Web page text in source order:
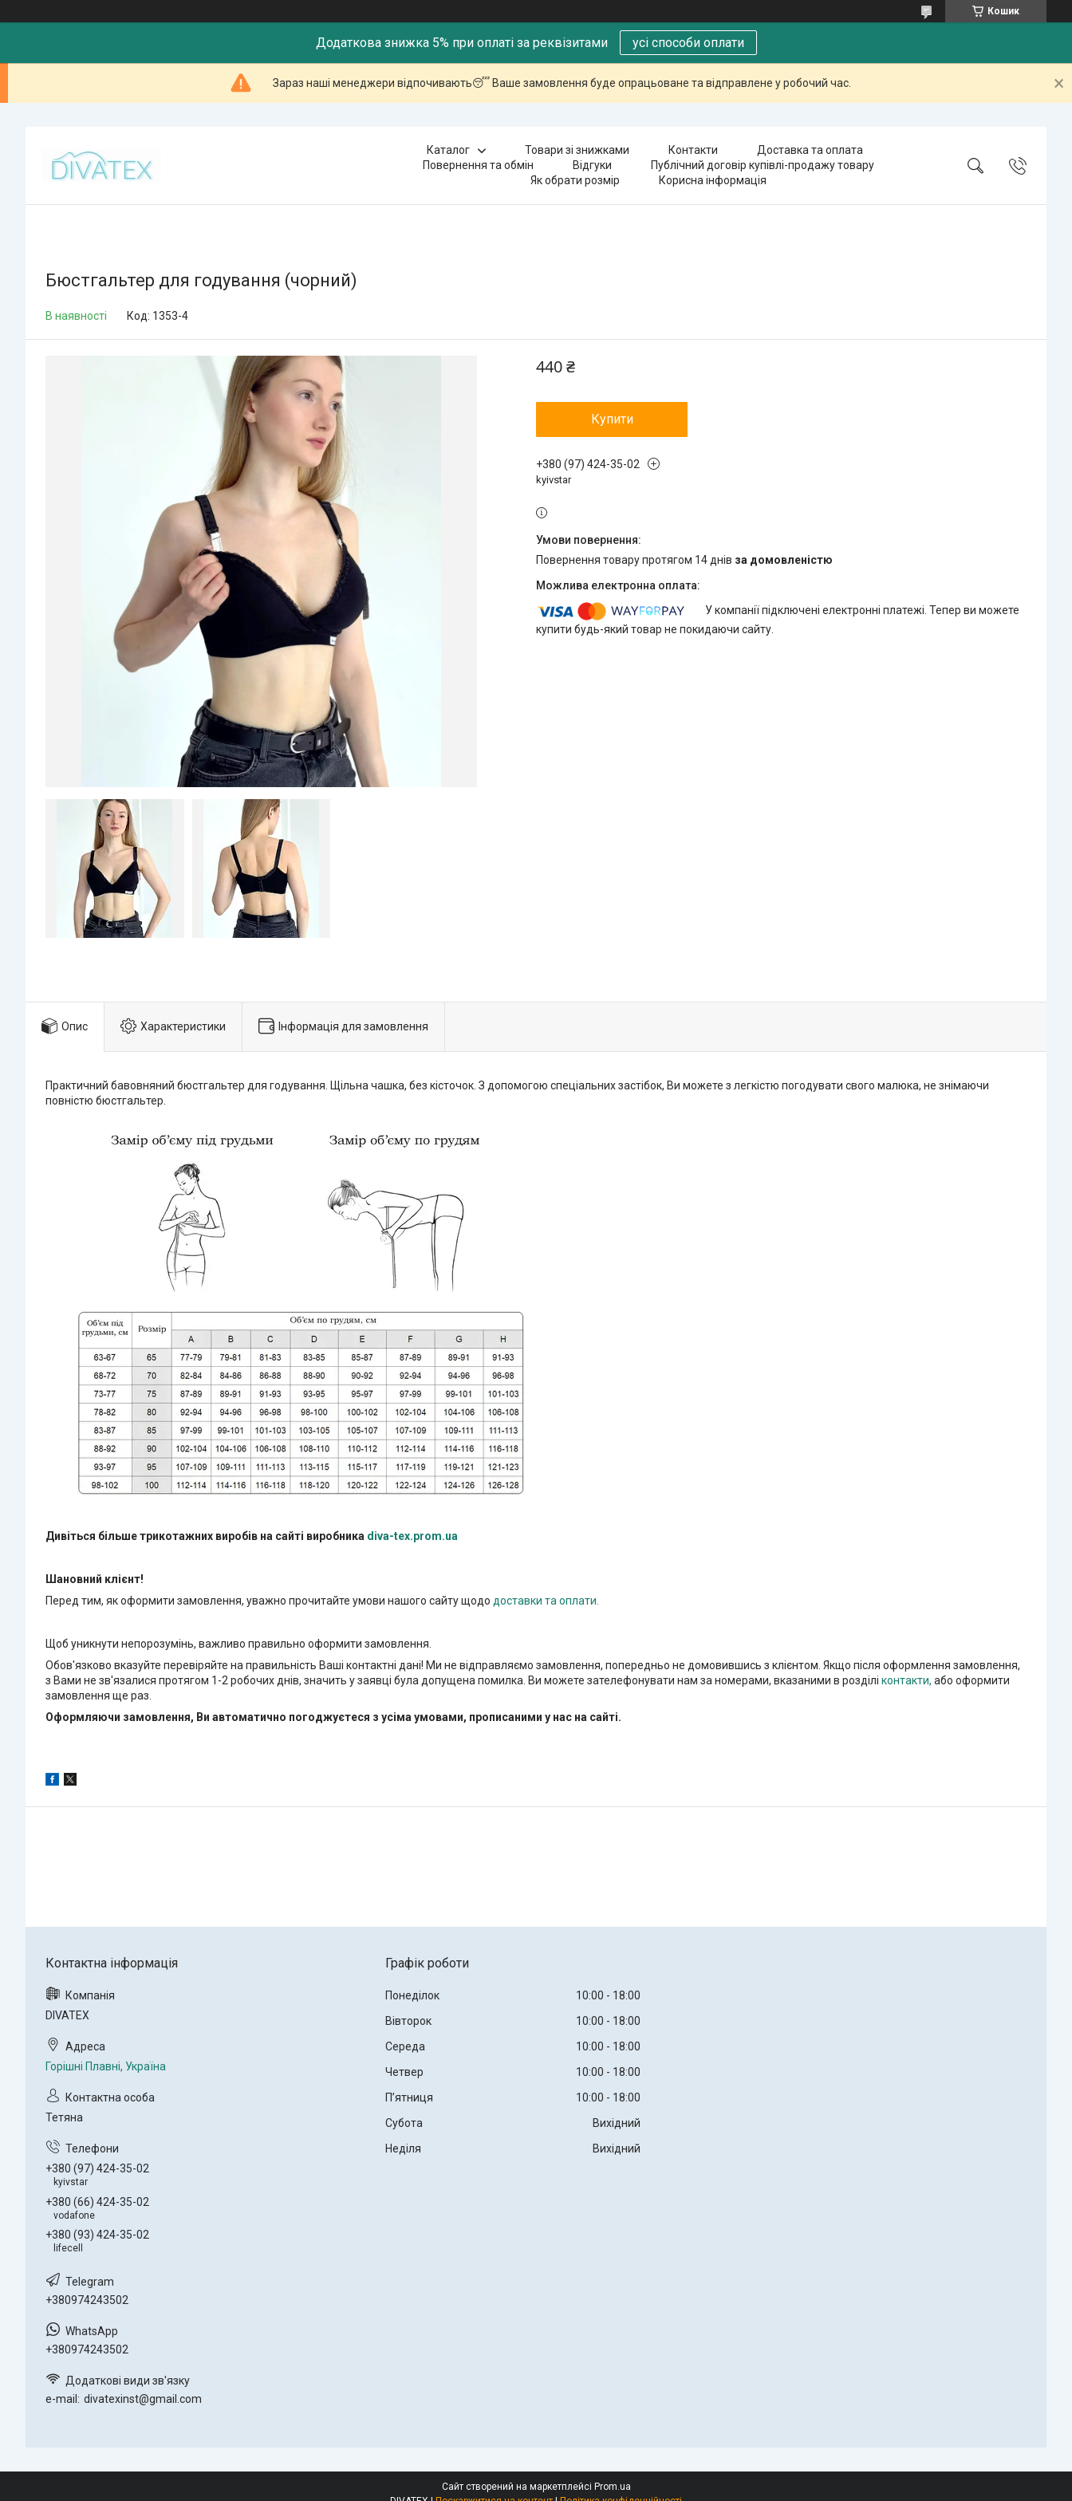
Кошик
Додаткова знижка 5% при оплаті за реквізитами усі способи оплати
Зараз наші менеджери відпочивають😴 Ваше замовлення буде опрацьоване та відправлене у робочий час.
Каталог Товари зі знижками Контакти
Доставка та оплата
Повернення та обмін
Відгуки
Публічний договір купівлі-продажу товару
Як обрати розмір
Корисна інформація
Бюстгальтер для годування (чорний)
В наявності Код: 1353-4
440 ₴
Купити
+380 (97) 424-35-02
kyivstar
повернення товару протягом 14 днів за домовленістю
У компанії підключені електронні платежі. Тепер ви можете
купити будь-який товар не покидаючи сайту.
Опис Характеристики Інформація для замовлення
Практичний бавовняний бюстгальтер для годування. Щільна чашка, без кісточок. З допомогою спеціальних застібок, Ви можете з легкістю погодувати свого малюка, не знімаючи
повністю бюстгальтер.
Дивіться більше трикотажних виробів на сайті виробника diva-tex.prom.ua
Шановний клієнт!
Перед тим, як оформити замовлення, уважно прочитайте умови нашого сайту щодо доставки та оплати.
Щоб уникнути непорозумінь, важливо правильно оформити замовлення.
Обов'язково вказуйте перевіряйте на правильність Ваші контактні дані! Ми не відправляємо замовлення, попередньо не домовившись з клієнтом. Якщо після оформлення замовлення,
з Вами не зв'язалися протягом 1-2 робочих днів, значить у заявці була допущена помилка. Ви можете зателефонувати нам за номерами, вказаними в розділі контакти, або оформити
замовлення ще раз.
Оформляючи замовлення, Ви автоматично погоджуєтеся з усіма умовами, прописаними у нас на сайті.
DIVATEX
Горішні Плавні, Україна
Тетяна
+380 (97) 424-35-02
kyivstar
+380 (66) 424-35-02
vodafone
+380 (93) 424-35-02
lifecell
+380974243502
+380974243502
e-mail divatexinst@gmail.com
Графік роботи
Понеділок 10:00
18:00
Вівторок
10:00
18:00
Середа
10:00
18:00
Четвер
10:00
18:00
Пʼятниця
10:00
18:00
Субота
Вихідний
Неділя
Вихідний
Сайт створений на маркетплейсі Prom.ua